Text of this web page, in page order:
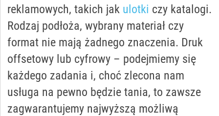
reklamowych, takich jak ulotki czy katalogi.
Rodzaj podłoża, wybrany materiał czy
format nie mają żadnego znaczenia. Druk
offsetowy lub cyfrowy – podejmiemy się
każdego zadania i, choć zlecona nam
usługa na pewno będzie tania, to zawsze
zagwarantujemy najwyższą możliwą